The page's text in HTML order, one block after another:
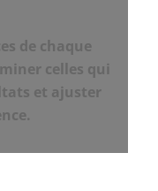
de chaque
celles qui
et ajuster